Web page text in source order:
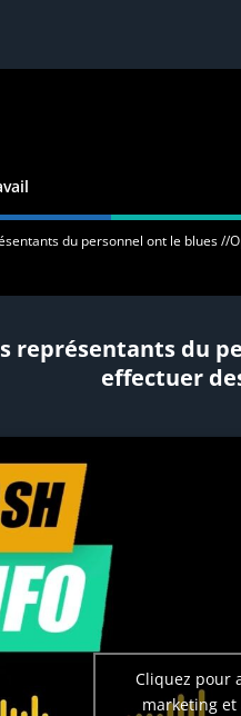
du personnel ont le blues
représentants du
effectuer
Cliquez pour
marketing